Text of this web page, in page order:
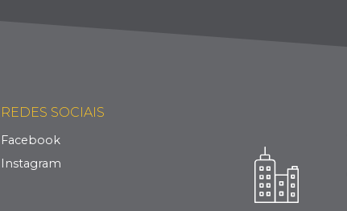
REDES SOCIAIS
Facebook
Instagram